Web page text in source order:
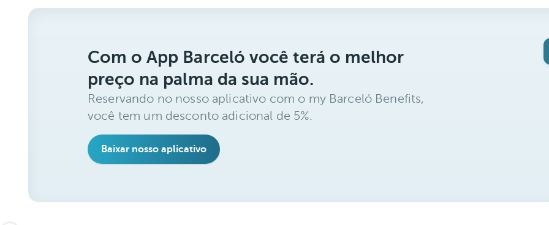
Com o App Barceló você terá o melhor
preço na palma da sua mão.
Reservando no nosso aplicativo com o my Barceló Benefits,
você tem um desconto adicional de 5%.
Baixar nosso aplicativo